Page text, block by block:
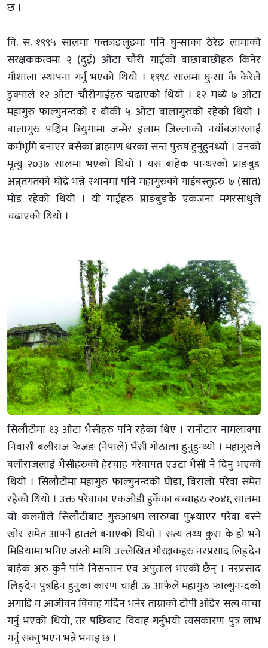
छ ।
वि. स. १९९५ सालमा फक्ताङलुङमा पनि घुन्साका ठेरेङ लामाको
संरक्षककत्वमा २ (दुई) ओटा चौरी गाईको बाछाबाछीहरु किनेर
गौशाला स्थापना गर्नु भएको थियो । १९९८ सालमा घुन्सा कै केरेले
डुक्पाले १२ ओटा चौरीगाईहरु चढाएको थियो । १२ मध्ये ७ ओटा
महागुरु फाल्गुनन्दको र बाँकी ५ ओटा बालागुरुको रहेको थियो ।
बालागुरु पश्चिम त्रियुगामा जन्मेर इलाम जिल्लाको नयाँबजारलाई
कर्मभूमि बनाएर बसेका ब्राहमण थरका सन्त पुरुष हुनुहुनथ्यो । उनको
मृत्यु २०३७ सालमा भएको थियो । यस बाहेक पान्थरको प्राङबुङ
अन्र्तगतको घोद्रे भन्ने स्थानमा पनि महागुरुको गाईबस्तुहरु ७ (सात)
मोड रहेको थियो । यी गाईहरु प्राङबुङकै एकजना मगरसाधुले
चढाएको थियो ।
सिलौटीमा १३ ओटा भैसीहरु पनि रहेका थिए । रानीटार नामलाक्पा
निवासी बलीराज फेजङ (नेपाले) भैंसी गोठाला हुनुहुन्थ्यो । महागुरुले
बलीराजलाई भैसीहरुको हेरचाह गरेवापत एउटा भैंसी नै दिनु भएको
थियो । सिलौटीमा महागुरु फाल्गुनन्दको घोडा, बिरालो परेवा समेत
रहेको थियो । उक्त परेवाका एकजोडी हुर्केका बच्चाहरु २०४६ सालमा
यो कलमीले सिलौटीबाट गुरुआश्रम लारुम्बा पु¥याएर परेवा बस्ने
खोर समेत आफ्नै हातले बनाएको थियो । सत्य तथ्य कुरा के हो भने
मिडियामा भनिए जस्तो माथि उल्लेखित गौरक्षकहरु नरप्रसाद लिङ्देन
बाहेक अरु कुनै पनि निसन्तान एंव अपुताल भएको छैन् । नरप्रसाद
लिङ्देन पुत्रहिन हुनुका कारण चाही ऊ आफैले महागुरु फाल्गुनन्दको
अगाडि म आजीवन विवाह गर्दिन भनेर ताम्राको टोपी ओडेर सत्य वाचा
गर्नु भएको थियो, तर पछिबाट विवाह गर्नुभयो त्यसकारण पुत्र लाभ
गर्नु सक्नु भएन भन्ने भनाइ छ ।